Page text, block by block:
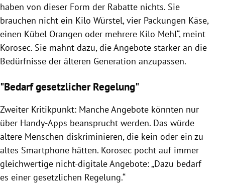
haben von dieser Form der Rabatte nichts. Sie
brauchen nicht ein Kilo Würstel, vier Packungen Käse,
einen Kübel Orangen oder mehrere Kilo Mehl“, meint
Korosec. Sie mahnt dazu, die Angebote stärker an die
Bedürfnisse der älteren Generation anzupassen.
"Bedarf gesetzlicher Regelung"
Zweiter Kritikpunkt: Manche Angebote könnten nur
über Handy-Apps beansprucht werden. Das würde
ältere Menschen diskriminieren, die kein oder ein zu
altes Smartphone hätten. Korosec pocht auf immer
gleichwertige nicht-digitale Angebote: „Dazu bedarf
es einer gesetzlichen Regelung.“